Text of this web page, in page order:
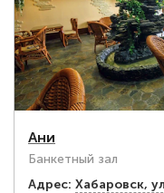
Ани
Банкетный зал
Адрес: Хабаровск,